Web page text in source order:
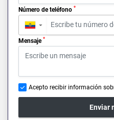
Número de teléfono *
▼
Mensaje *
Acepto recibir información
Enviar